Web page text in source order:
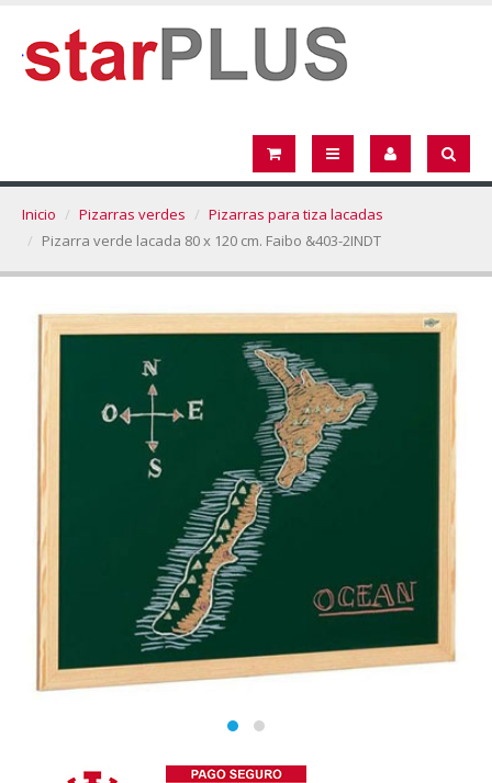
Inicio Pizarras verdes
Pizarras para tiza lacadas
Pizarra verde lacada 80 x 120 cm. Faibo &403-2INDT